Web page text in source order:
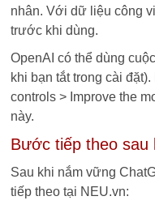
nhân. Với dữ liệu công
trước khi dùng.
OpenAI có thể dùng
khi bạn tắt trong cài
controls > Improve the
này.
Bước tiếp theo sau
Sau khi nắm vững
tiếp theo tại NEU.vn: